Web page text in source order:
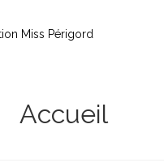
Accueil